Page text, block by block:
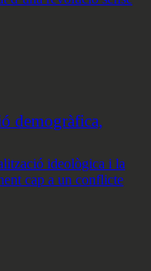
demogràfica,
ideològica i la
cap a un conflicte